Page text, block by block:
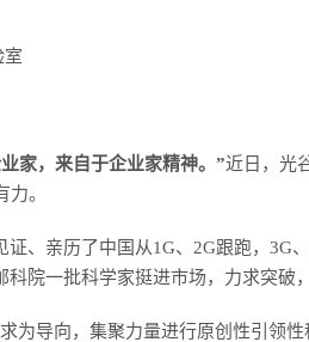
室
家，来自于企业家精神。”近日，光
。
、亲历了中国从1G、2G跟跑，3G
院一批科学家挺进市场，力求突破
为导向，集聚力量进行原创性引领